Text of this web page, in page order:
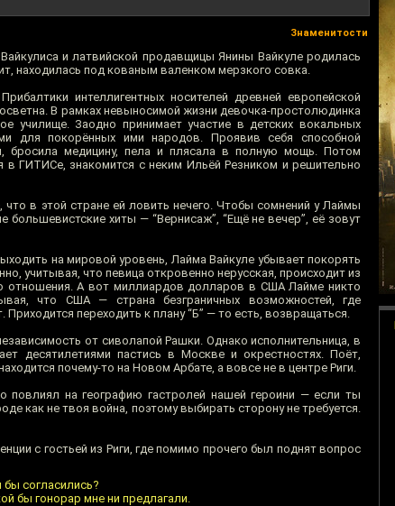
Знаменитости
и латвийской продавщицы Янины Вайкуле родилась
находилась под кованым валенком мерзкого совка.
интеллигентных носителей древней европейской
В рамках невыносимой жизни девочка-простолюдинка
училище. Заодно принимает участие в детских вокальных
для покорённых ими народов. Проявив себя способной
бросила медицину, пела и плясала в полную мощь. Потом
в ГИТИСе, знакомится с неким Ильёй Резником и решительно
в этой стране ей ловить нечего. Чтобы сомнений у Лаймы
хиты — “Вернисаж”, “Ещё не вечер”, её зовут
на мировой уровень, Лайма Вайкуле убывает покорять
учитывая, что певица откровенно нерусская, происходит из
отношения. А вот миллиардов долларов в США Лайме никто
что США — страна безграничных возможностей, где
переходить к плану “Б” — то есть, возвращаться.
от сиволапой Рашки. Однако исполнительница, в
десятилетиями пастись в Москве и окрестностях. Поёт,
почему-то на Новом Арбате, а вовсе не в центре Риги.
повлиял на географию гастролей нашей героини — если ты
как не твоя война, поэтому выбирать сторону не требуется.
с гостьей из Риги, где помимо прочего был поднят вопрос
согласились?
бы гонорар мне ни предлагали.